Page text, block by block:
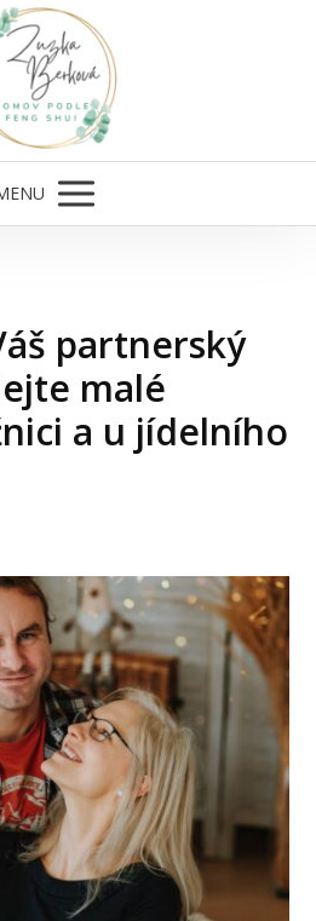
partnerský
malé
a u jídelního